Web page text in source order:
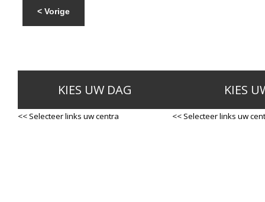
< Vorige
KIES UW DAG
<< Selecteer links uw centra
KIES
<< Selecteer links uw